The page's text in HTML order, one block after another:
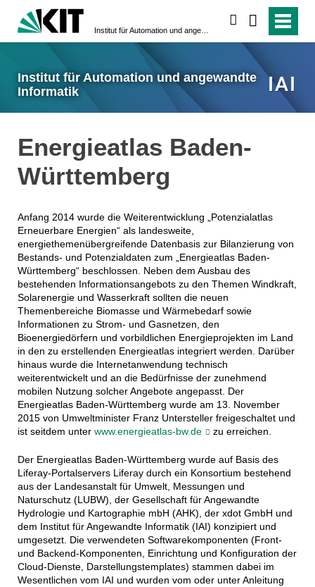
Institut für Automation und angewandte
Informatik
Energieatlas Baden-
Württemberg
Anfang 2014 wurde die Weiterentwicklung „Potenzialatlas
Erneuerbare Energien“ als landesweite,
energiethemenübergreifende Datenbasis zur Bilanzierung von
Bestands- und Potenzialdaten zum „Energieatlas Baden-
Württemberg“ beschlossen. Neben dem Ausbau des
bestehenden Informationsangebots zu den Themen Windkraft,
Solarenergie und Wasserkraft sollten die neuen
Themenbereiche Biomasse und Wärmebedarf sowie
Informationen zu Strom- und Gasnetzen, den
Bioenergiedörfern und vorbildlichen Energieprojekten im Land
in den zu erstellenden Energieatlas integriert werden. Darüber
hinaus wurde die Internetanwendung technisch
weiterentwickelt und an die Bedürfnisse der zunehmend
mobilen Nutzung solcher Angebote angepasst. Der
Energieatlas Baden-Württemberg wurde am 13. November
2015 von Umweltminister Franz Untersteller freigeschaltet und
ist seitdem unter www.energieatlas-bw.de zu erreichen.
Der Energieatlas Baden-Württemberg wurde auf Basis des
Liferay-Portalservers Liferay durch ein Konsortium bestehend
aus der Landesanstalt für Umwelt, Messungen und
Naturschutz (LUBW), der Gesellschaft für Angewandte
Hydrologie und Kartographie mbH (AHK), der xdot GmbH und
dem Institut für Angewandte Informatik (IAI) konzipiert und
umgesetzt. Die verwendeten Softwarekomponenten (Front-
und Backend-Komponenten, Einrichtung und Konfiguration der
Cloud-Dienste, Darstellungstemplates) stammen dabei im
Wesentlichen vom IAI und wurden vom oder unter Anleitung